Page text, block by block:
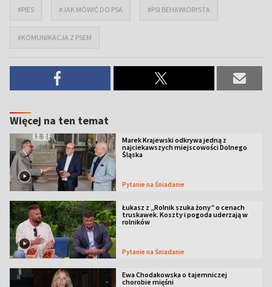
#PIES #JAK MÓWIĆ DO PSA #PSI BEHAWIORYSTA
#KOMUNIKACJA Z PSEM
Więcej na ten temat
Marek Krajewski odkrywa jedną z
najciekawszych miejscowości Dolnego
Śląska
Pytanie na Śniadanie
Łukasz z „Rolnik szuka żony” o cenach
truskawek. Koszty i pogoda uderzają w
rolników
Pytanie na Śniadanie
Ewa Chodakowska o tajemniczej
chorobie mięśni